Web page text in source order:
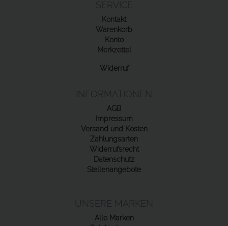
SERVICE
Kontakt
Warenkorb
Konto
Merkzettel
Widerruf
INFORMATIONEN
AGB
Impressum
Versand und Kosten
Zahlungsarten
Widerrufsrecht
Datenschutz
Stellenangebote
UNSERE MARKEN
Alle Marken